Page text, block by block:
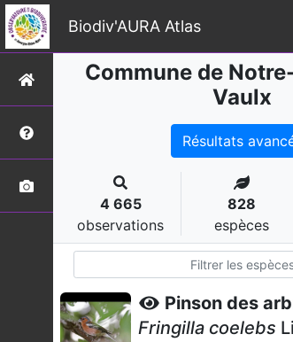
Biodiv'AURA Atlas
Commune de
Vaulx
Résultats
4 665
observations
828
espèces
Pinson des
Fringilla coelebs